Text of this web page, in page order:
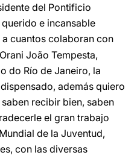
del Pontificio
e incansable
a cuantos colaboran con
João Tempesta,
do Río de Janeiro, la
además quiero
recibir bien, saben
el gran trabajo
de la Juventud,
con las diversas